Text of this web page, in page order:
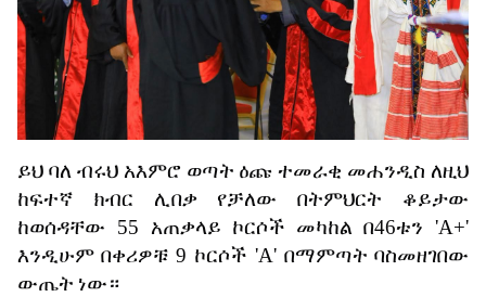
ይህ ባለ ብሩህ አእምሮ ወጣት ዕጩ ተመራቂ መሐንዲስ ለዚህ
ከፍተኛ
ክብር ሊበቃ የቻለው በትምህርት
ቆይታው
ከወሰዳቸው 55 አጠቃላይ ኮርሶች መካከል በ46ቱን 'A+'
እንዲሁም በቀሪዎቹ 9 ኮርሶች 'A' በማምጣት ባስመዘገበው
ውጤት ነው።